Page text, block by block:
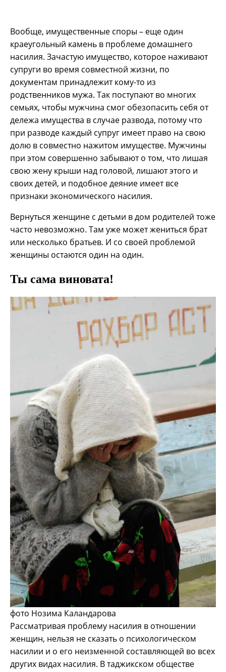
Вообще, имущественные споры – еще один
краеугольный камень в проблеме домашнего
насилия. Зачастую имущество, которое наживают
супруги во время совместной жизни, по
документам принадлежит кому-то из
родственников мужа. Так поступают во многих
семьях, чтобы мужчина смог обезопасить себя от
дележа имущества в случае развода, потому что
при разводе каждый супруг имеет право на свою
долю в совместно нажитом имуществе. Мужчины
при этом совершенно забывают о том, что лишая
свою жену крыши над головой, лишают этого и
своих детей, и подобное деяние имеет все
признаки экономического насилия.
Вернуться женщине с детьми в дом родителей тоже
часто невозможно. Там уже может жениться брат
или несколько братьев. И со своей проблемой
женщины остаются один на один.
Ты сама виновата!
фото Нозима Каландарова
Рассматривая проблему насилия в отношении
женщин, нельзя не сказать о психологическом
насилии и о его неизменной составляющей во всех
других видах насилия. В таджикском обществе